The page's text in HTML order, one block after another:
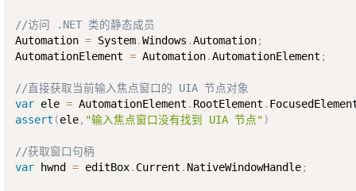
//访问 .NET 类的静态成员
Automation = System.Windows .Automation;
AutomationElement = Automation.AutomationElement ;
//直接获取当前输入焦点窗口的 UIA 节点对象
var ele = AutomationElement . RootElement .
assert (ele, "输入焦点窗口没有找到 UIA 节点")
//获取窗口句柄
var hwnd = editBox. Current . NativeWindowHandle;